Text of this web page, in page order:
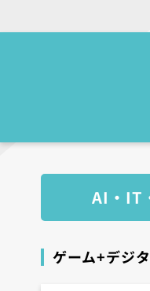
AI・IT
ゲーム+デジ